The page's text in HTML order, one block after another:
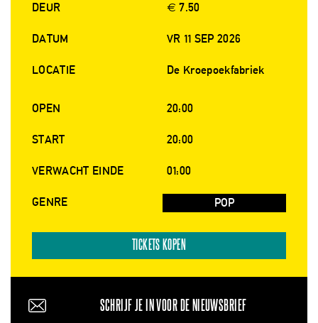
DEUR € 7.50
DATUM VR 11 SEP 2026
LOCATIE De Kroepoekfabriek
OPEN 20:00
START 20:00
VERWACHT EINDE 01:00
GENRE POP
TICKETS KOPEN
SCHRIJF JE IN VOOR DE NIEUWSBRIEF